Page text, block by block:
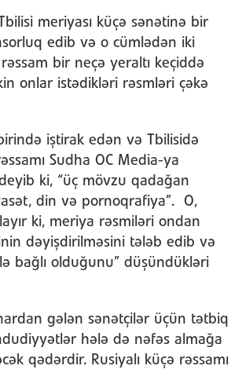
meriyası küçə sənətinə bir
edib və o cümlədən iki
bir neçə yeraltı keçiddə
onlar istədikləri rəsmləri çəkə
iştirak edən və Tbilisidə
Sudha OC Media-ya
deyib ki, “üç mövzu qadağan
din və pornoqrafiya”. O,
ki, meriya rəsmiləri ondan
dəyişdirilməsini tələb edib və
bağlı olduğunu” düşündükləri
gələn sənətçilər üçün tətbiq
hələ də nəfəs almağa
qədərdir. Rusiyalı küçə rəssamı